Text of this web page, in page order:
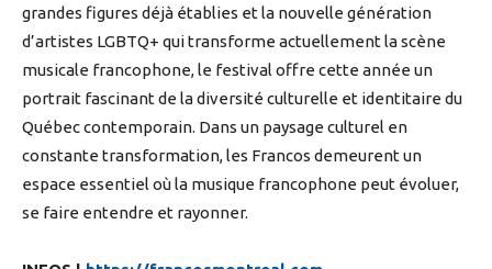
grandes figures déjà établies et la nouvelle génération
d’artistes LGBTQ+ qui transforme actuellement la scène
musicale francophone, le festival offre cette année un
portrait fascinant de la diversité culturelle et identitaire du
Québec contemporain. Dans un paysage culturel en
constante transformation, les Francos demeurent un
espace essentiel où la musique francophone peut évoluer,
se faire entendre et rayonner.